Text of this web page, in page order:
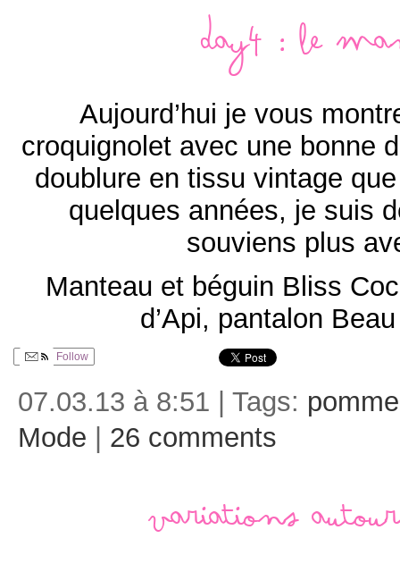
Day4 : Le
Aujourd’hui je vous
croquignolet avec une bonne
doublure en tissu vintage
quelques années, je suis
souviens plus
Manteau et béguin Bliss
d’Api, pantalon
Follow
07.03.13 à 8:51 | Tags: pomme
Mode
26 comments
Variations